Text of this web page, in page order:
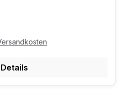
Details